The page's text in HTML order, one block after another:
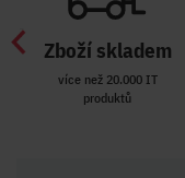
Zboží skladem
více než 20.000 IT
produktů